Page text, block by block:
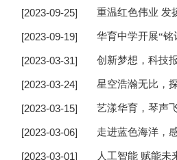
重温红色伟业 发
[2023-09-25]
华育中学开展“
[2023-09-19]
创新梦想，科技
[2023-03-31]
星空浩瀚无比，
[2023-03-24]
艺漾华育，琴声
[2023-03-15]
走进蓝色海洋，
[2023-03-06]
人工智能 赋能
[2023-03-01]